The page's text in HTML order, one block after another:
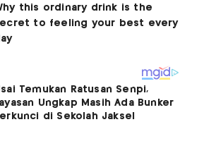
Temukan Ratusan Senpi,
Ungkap Masih Ada Bunker
di Sekolah Jaksel